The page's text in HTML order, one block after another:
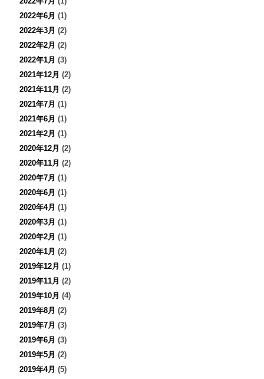
2022年6月 (1)
2022年3月 (2)
2022年2月 (2)
2022年1月 (3)
2021年12月 (2)
2021年11月 (2)
2021年7月 (1)
2021年6月 (1)
2021年2月 (1)
2020年12月 (2)
2020年11月 (2)
2020年7月 (1)
2020年6月 (1)
2020年4月 (1)
2020年3月 (1)
2020年2月 (1)
2020年1月 (2)
2019年12月 (1)
2019年11月 (2)
2019年10月 (4)
2019年8月 (2)
2019年7月 (3)
2019年6月 (3)
2019年5月 (2)
2019年4月 (5)